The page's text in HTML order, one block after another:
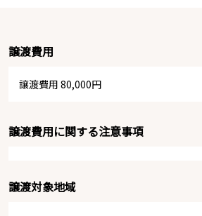
譲渡費用
譲渡費用 80,000円
譲渡費用に関する注意事項
譲渡対象地域